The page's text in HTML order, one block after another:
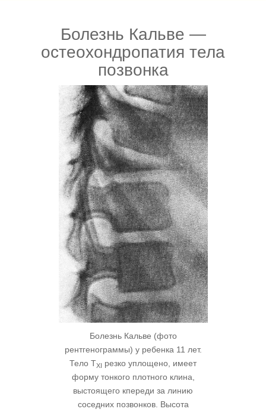
Болезнь Кальве —
остеохондропатия тела
позвонка
Болезнь Кальве (фото
рентгенограммы) у ребенка 11 лет.
Тело TXI резко уплощено, имеет
форму тонкого плотного клина,
выстоящего кпереди за линию
соседних позвонков. Высота